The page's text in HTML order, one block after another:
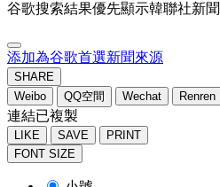
谷歌搜索結果優先顯示韓聯社新聞
添加為谷歌首選新聞來源
SHARE
Weibo
QQ空間 Wechat Renren
連結已複製
LIKE SAVE
PRINT
FONT SIZE